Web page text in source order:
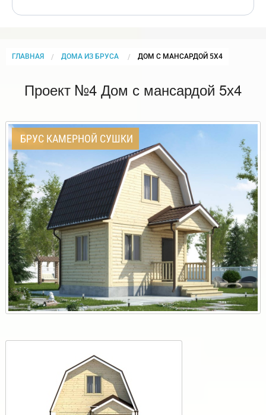
ГЛАВНАЯ ДОМА ИЗ БРУСА CURRENT:
ДОМ С МАНСАРДОЙ 5Х4
Проект №4 Дом с мансардой 5х4
БРУС КАМЕРНОЙ СУШКИ